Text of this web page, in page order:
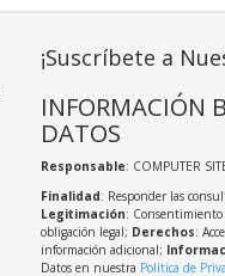
¡Suscríbete a
INFORMACIÓN
DATOS
Responsable: COMPUTER
Finalidad: Responder las
Legitimación:
obligación legal; Derechos:
información adicional;
Datos en nuestra Política de